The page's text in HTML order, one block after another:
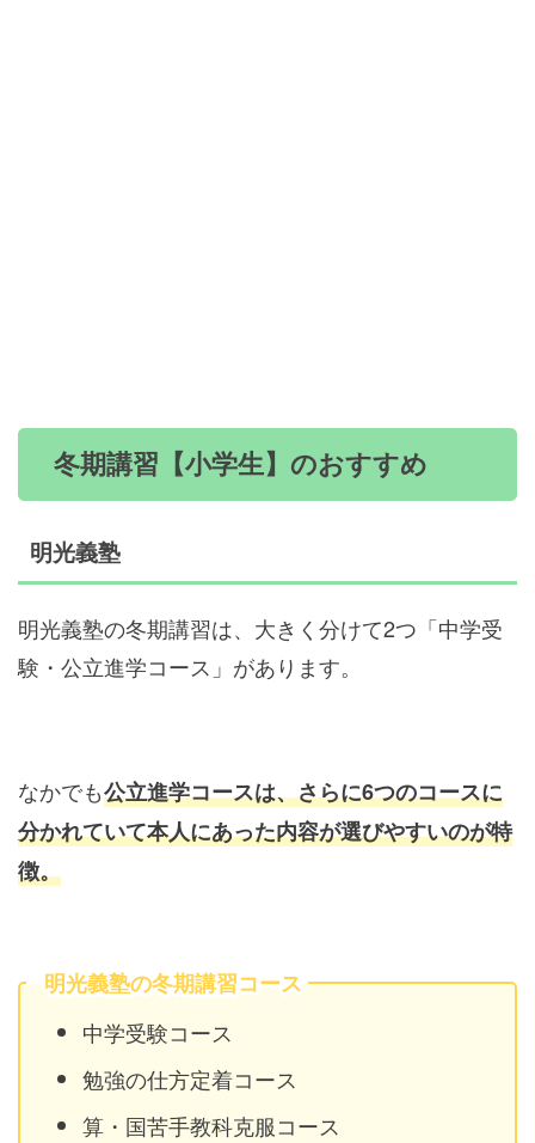
冬期講習【小学生】のおすすめ
明光義塾
明光義塾の冬期講習は、大きく分けて2つ「中学受
験・公立進学コース」があります。
なかでも公立進学コースは、さらに6つのコースに
分かれていて本人にあった内容が選びやすいのが特
徴。
明光義塾の冬期講習コース
中学受験コース
勉強の仕方定着コース
算・国苦手教科克服コース